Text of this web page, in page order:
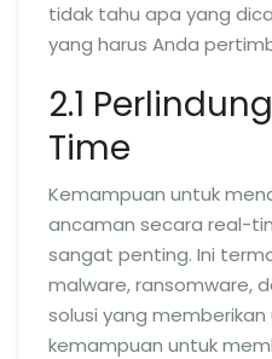
tidak tahu apa yang
yang harus Anda
2.1
Time
Kemampuan untuk
ancaman secara real-
sangat penting. Ini
malware, ransomware,
solusi yang
kemampuan untuk